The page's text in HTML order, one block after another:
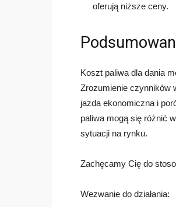
oferują niższe ceny.
Koszt paliwa dla dania
Zrozumienie czynników
jazda ekonomiczna i
paliwa mogą się różnić
sytuacji na rynku.
Zachęcamy Cię do
Wezwanie do działania: